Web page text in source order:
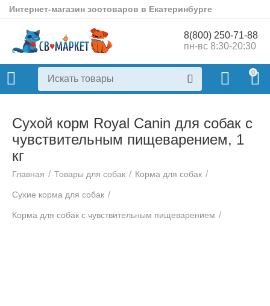
Интернет-магазин зоотоваров в Екатеринбурге
8(800) 250-71-88
пн-вс 8:30-20:30
0
Сухой корм Royal Canin для собак с
чувствительным пищеварением, 1
кг
Главная / Товары для собак / Корма для собак /
Сухие корма для собак /
Корма для собак с чувствительным пищеварением /